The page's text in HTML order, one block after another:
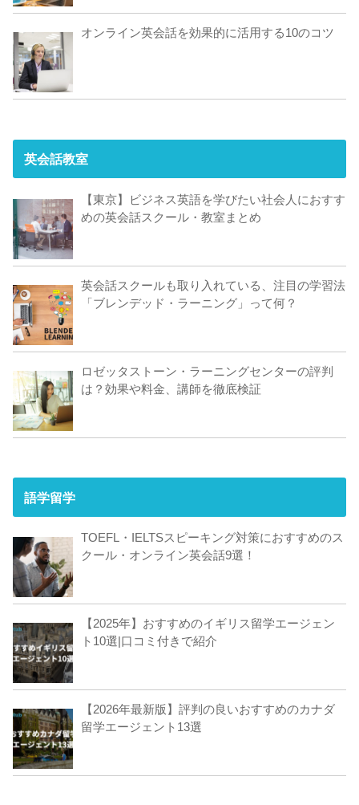
オンライン英会話を効果的に活用する10のコツ
英会話教室
【東京】ビジネス英語を学びたい社会人におすす
めの英会話スクール・教室まとめ
英会話スクールも取り入れている、注目の学習法
「ブレンデッド・ラーニング」って何？
ロゼッタストーン・ラーニングセンターの評判
は？効果や料金、講師を徹底検証
語学留学
TOEFL・IELTSスピーキング対策におすすめのス
クール・オンライン英会話9選！
【2025年】おすすめのイギリス留学エージェン
ト10選|口コミ付きで紹介
【2026年最新版】評判の良いおすすめのカナダ
留学エージェント13選